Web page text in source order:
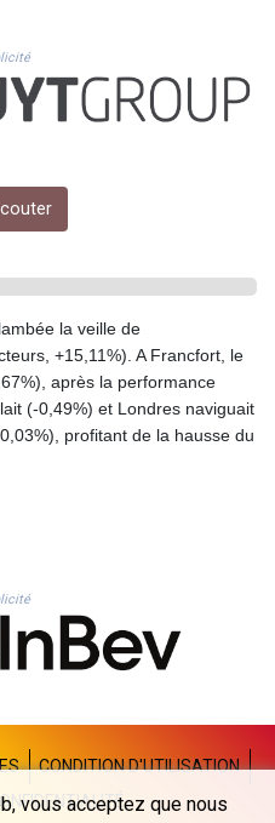
vous acceptez que nous
0.859298
GBP 0.856793
3.023376
GIP 0.859298
84.981404
8.820244
241.852202
9.070596
30.984681
7.533703
151.152612
363.337748
1590340.758301
ISK 142.611425
JEP 0.859298
0.819755
JPY 182.105612
KES 147.605987
101.105674
la veille de
+15,11%). A Francfort, le
après la performance
(-0,49%) et Londres naviguait
profitant de la hausse du
CONDITION D'UTILISATION